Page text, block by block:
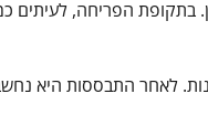
בתקופת הפריחה,
לאחר התבססות היא